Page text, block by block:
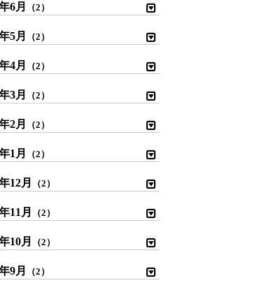
6月 （2）
5月 （2）
4月 （2）
3月 （2）
2月 （2）
1月 （2）
12月 （2）
11月 （2）
10月 （2）
9月 （2）